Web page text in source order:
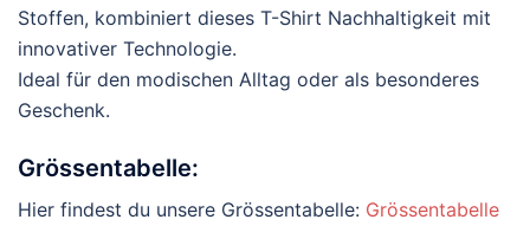
Stoffen, kombiniert dieses T-Shirt Nachhaltigkeit mit
innovativer Technologie.
Ideal für den modischen Alltag oder als besonderes
Geschenk.
Grössentabelle:
Hier findest du unsere Grössentabelle: Grössentabelle